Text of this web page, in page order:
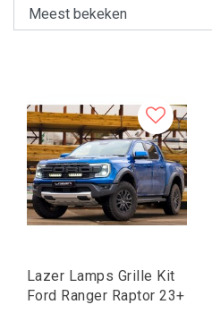
Lazer Lamps Grille Kit
Ford Ranger Raptor 23+